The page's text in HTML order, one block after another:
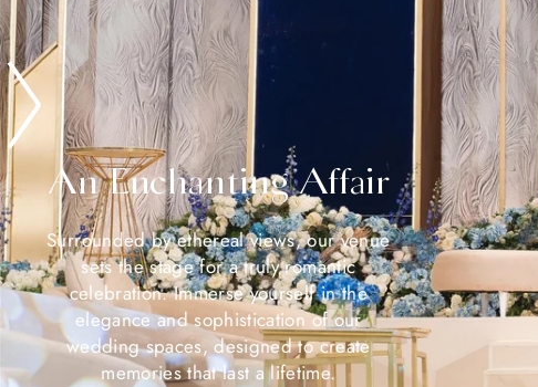
An Enchanting Affair
Surrounded by ethereal views, our venue
sets the stage for a truly romantic
celebration. Immerse yourself in the
elegance and sophistication of our
wedding spaces, designed to create
memories that last a lifetime.